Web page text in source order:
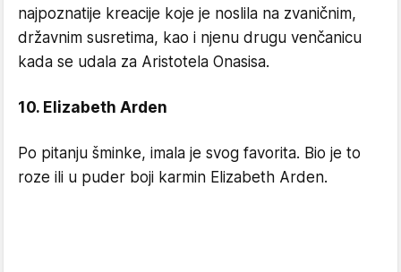
najpoznatije kreacije koje je noslila na zvaničnim,
državnim susretima, kao i njenu drugu venčanicu
kada se udala za Aristotela Onasisa.
10. Elizabeth Arden
Po pitanju šminke, imala je svog favorita. Bio je to
roze ili u puder boji karmin Elizabeth Arden.